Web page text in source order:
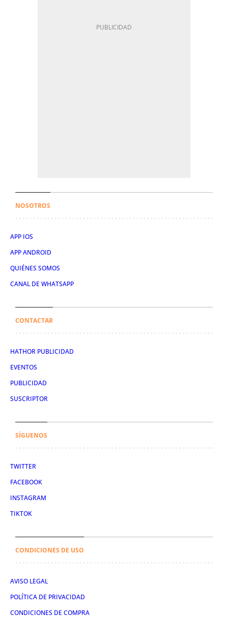
NOSOTROS
APP IOS
APP ANDROID
QUIÉNES SOMOS
CANAL DE WHATSAPP
CONTACTAR
HATHOR PUBLICIDAD
EVENTOS
PUBLICIDAD
SUSCRIPTOR
SÍGUENOS
TWITTER
FACEBOOK
INSTAGRAM
TIKTOK
CONDICIONES DE USO
AVISO LEGAL
POLÍTICA DE PRIVACIDAD
CONDICIONES DE COMPRA